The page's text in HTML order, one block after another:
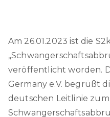
Am 26.01.2023 ist die
veröffentlicht worden.
Germany e.V. begrüßt
deutschen Leitlinie zum